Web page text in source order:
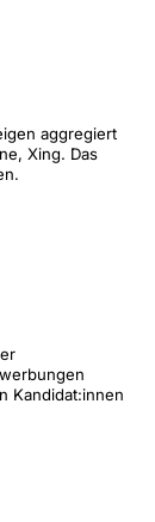
aggregiert
Xing. Das
Kandidat:innen